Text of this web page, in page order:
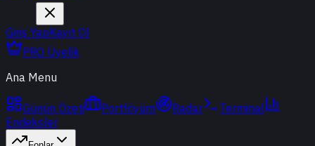
Giriş YapKayıt Ol
PRO Üyelik
Ana Menu
Günün Özeti Portföyüm Radar
Terminal
Endeksler